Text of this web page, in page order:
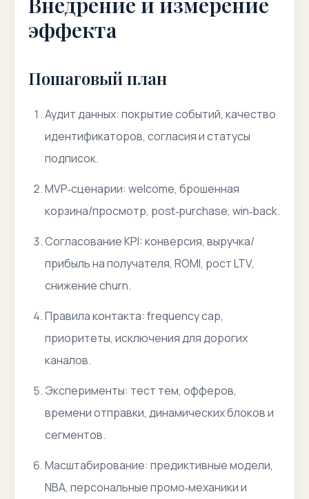
эффекта
Пошаговый план
Аудит данных: покрытие событий, качество
идентификаторов, согласия и статусы
подписок.
MVP‑сценарии: welcome, брошенная
корзина/просмотр, post‑purchase, win‑back.
Согласование KPI: конверсия, выручка/
прибыль на получателя, ROMI, рост LTV,
снижение churn.
Правила контакта: frequency cap,
приоритеты, исключения для дорогих
каналов.
Эксперименты: тест тем, офферов,
времени отправки, динамических блоков и
сегментов.
Масштабирование: предиктивные модели,
NBA, персональные промо‑механики и